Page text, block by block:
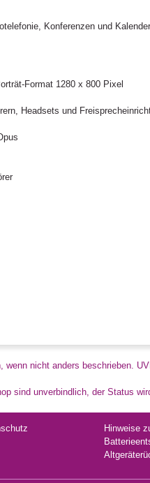
Konferenzen und Kalender
Format 1280 x 800 Pixel
Headsets und
nicht anders beschrieben.
sind unverbindlich, der Status
Hinweise